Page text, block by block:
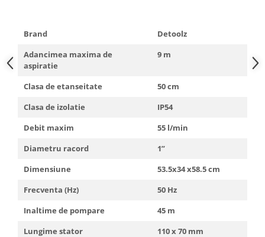
Vibratoare beton
Uscatoare de rufe
Pachete electrocasnice
SANDWICH MAKER
Storcatoare de fructe
Televizoare
Brand
Detoolz
Adancimea maxima de
aspiratie
9 m
Clasa de etanseitate
50 cm
Clasa de izolatie
IP54
Debit maxim
55 l/min
Diametru racord
1”
Dimensiune
53.5x34 x58.5 cm
Frecventa (Hz)
50 Hz
Inaltime de pompare
45 m
Lungime stator
110 x 70 mm